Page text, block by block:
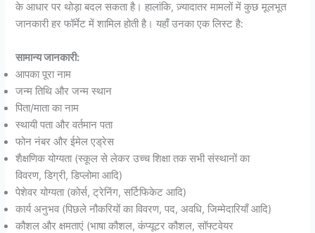
के आधार पर थोड़ा बदल सकता है। हालांकि, ज़्यादातर मामलों में कुछ मूलभूत
जानकारी हर फॉर्मेट में शामिल होती है। यहाँ उनका एक लिस्ट है:
सामान्य जानकारी:
आपका पूरा नाम
जन्म तिथि और जन्म स्थान
पिता/माता का नाम
स्थायी पता और वर्तमान पता
फोन नंबर और ईमेल एड्रेस
शैक्षणिक योग्यता (स्कूल से लेकर उच्च शिक्षा तक सभी संस्थानों का
विवरण, डिग्री, डिप्लोमा आदि)
पेशेवर योग्यता (कोर्स, ट्रेनिंग, सर्टिफिकेट आदि)
कार्य अनुभव (पिछले नौकरियों का विवरण, पद, अवधि, जिम्मेदारियाँ आदि)
कौशल और क्षमताएं (भाषा कौशल, कंप्यूटर कौशल, सॉफ्टवेयर